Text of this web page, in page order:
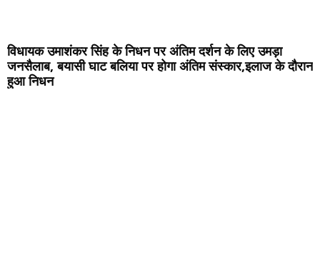
विधायक उमाशंकर सिंह के निधन पर अंतिम दर्शन के लिए उमड़ा
जनसैलाब, बयासी घाट बलिया पर होगा अंतिम संस्कार,इलाज के दौरान
हुआ निधन